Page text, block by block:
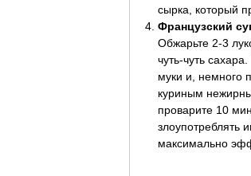
сырка, который
Французский
Обжарьте 2-3
чуть-чуть
муки и, немного
куриным
проварите 10
злоупотреблять
максимально